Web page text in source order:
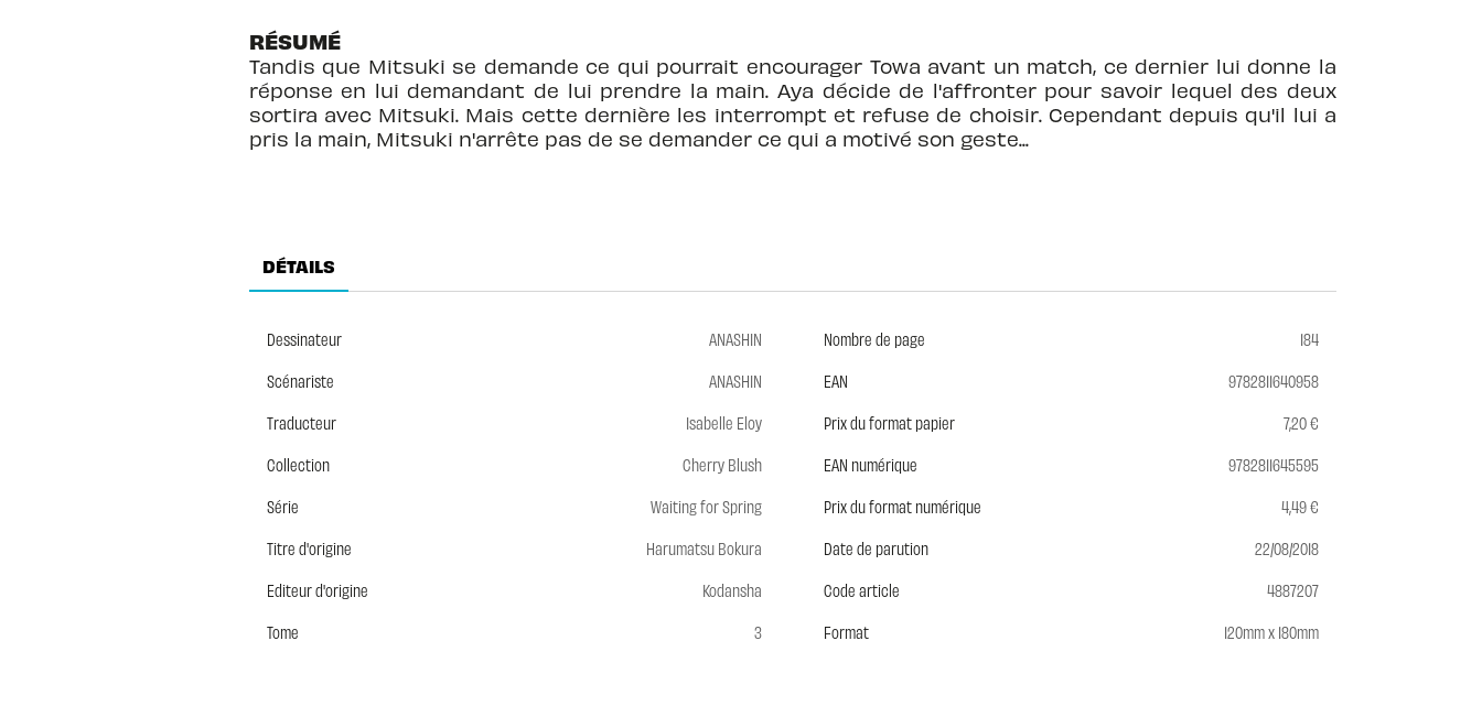
RÉSUMÉ
Tandis que Mitsuki se demande ce qui pourrait encourager Towa avant un match, ce dernier lui donne la
réponse en lui demandant de lui prendre la main. Aya décide de l'affronter pour savoir lequel des deux
sortira avec Mitsuki. Mais cette dernière les interrompt et refuse de choisir. Cependant depuis qu'il lui a
pris la main, Mitsuki n'arrête pas de se demander ce qui a motivé son geste...
DÉTAILS
Dessinateur
ANASHIN
Scénariste
ANASHIN
Traducteur
Isabelle Eloy
Collection
Cherry Blush
Série
Waiting for Spring
Titre d'origine
Harumatsu Bokura
Editeur d'origine
Kodansha
Tome
3
Nombre de page
184
EAN
9782811640958
Prix du format papier
7,20 €
EAN numérique
9782811645595
Prix du format numérique
4,49 €
Date de parution
22/08/2018
Code article
4887207
Format
120mm x 180mm